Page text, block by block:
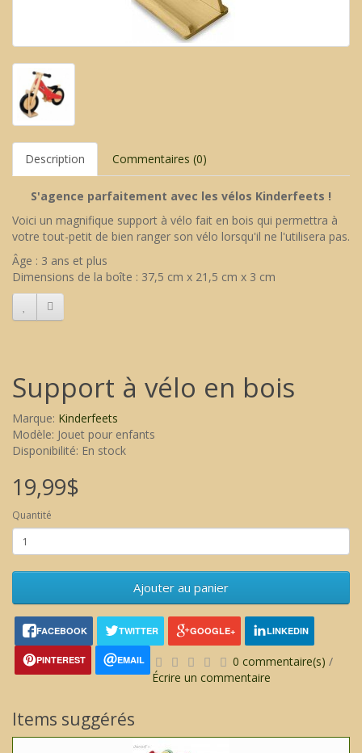
Description Commentaires (0)
S'agence parfaitement avec les vélos Kinderfeets !
Voici un magnifique support à vélo fait en bois qui permettra à
votre tout-petit de bien ranger son vélo lorsqu'il ne l'utilisera pas.
Âge : 3 ans et plus
Dimensions de la boîte : 37,5 cm x 21,5 cm x 3 cm
Support à vélo en bois
Marque: Kinderfeets
Modèle: Jouet pour enfants
Disponibilité: En stock
19,99$
Quantité
Ajouter au panier
FACEBOOK TWITTER GOOGLE+ LINKEDIN
PINTEREST EMAIL 0 commentaire(s) /
Écrire un commentaire
Items suggérés